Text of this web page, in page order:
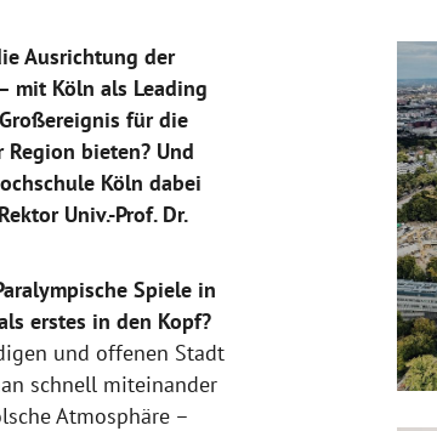
Ausrichtung der
mit Köln als Leading
für die
bieten? Und
Köln dabei
Univ.-Prof. Dr.
Spiele in
erstes in den Kopf?
und offenen Stadt
schnell miteinander
Atmosphäre –